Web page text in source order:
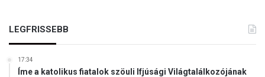
LEGFRISSEBB
17:34
Íme a katolikus fiatalok szöuli Ifjúsági Világtalálkozójának